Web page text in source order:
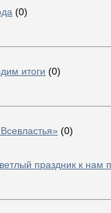
(0)
итоги (0)
(0)
праздник к нам